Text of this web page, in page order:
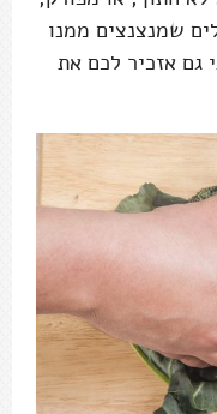
שמנצנצים ממנו
גם אזכיר לכם את